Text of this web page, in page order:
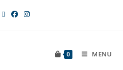
0 MENU